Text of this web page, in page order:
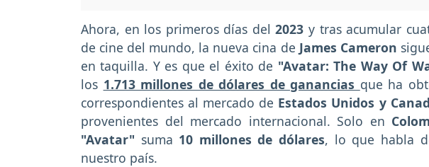
Ahora, en los primeros días del2023 y tras acumular
de cine del mundo, la nueva cina de James Cameron
en taquilla. Y es que el éxito de "Avatar: The Way Of
los 1.713 millones de dólares de ganancias que ha
correspondientes al mercado de Estados Unidos y
provenientes del mercado internacional. Solo en
"Avatar" suma 10 millones de dólares, lo que habla
nuestro país.